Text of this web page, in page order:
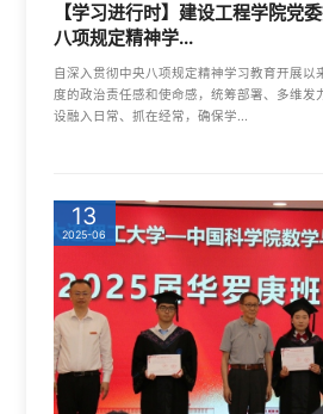
【学习进行时】建设工程学院党
八项规定精神学...
自深入贯彻中央八项规定精神学习教育开展以
度的政治责任感和使命感，统筹部署、多维发
设融入日常、抓在经常，确保学...
13
2025-06